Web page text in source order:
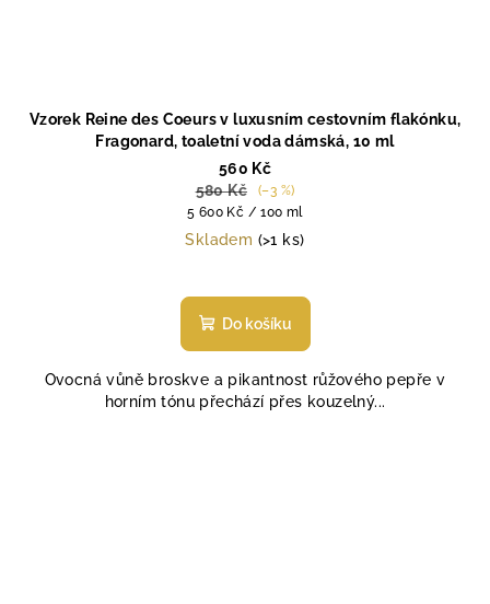
Vzorek Reine des Coeurs v luxusním cestovním flakónku,
Fragonard, toaletní voda dámská, 10 ml
560 Kč
580 Kč
(–3 %)
Měrná
cena:
5 600 Kč / 100 ml
Skladem (>1 ks)
Do košíku
Ovocná vůně broskve a pikantnost růžového pepře v
horním tónu přechází přes kouzelný...